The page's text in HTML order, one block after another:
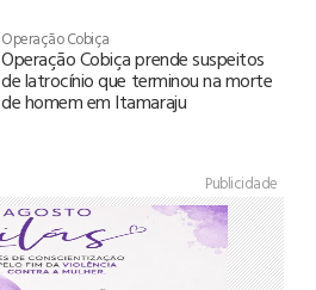
Operação Cobiça
Operação Cobiça prende suspeitos
de latrocínio que terminou na morte
de homem em Itamaraju
Publicidade